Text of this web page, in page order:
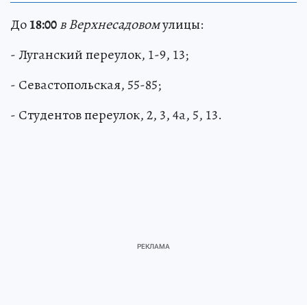
До18:00в Верхнесадовомулицы:
- Луганский переулок, 1-9, 13;
- Севастопольская, 55-85;
- Студентов переулок, 2, 3, 4а, 5, 13.